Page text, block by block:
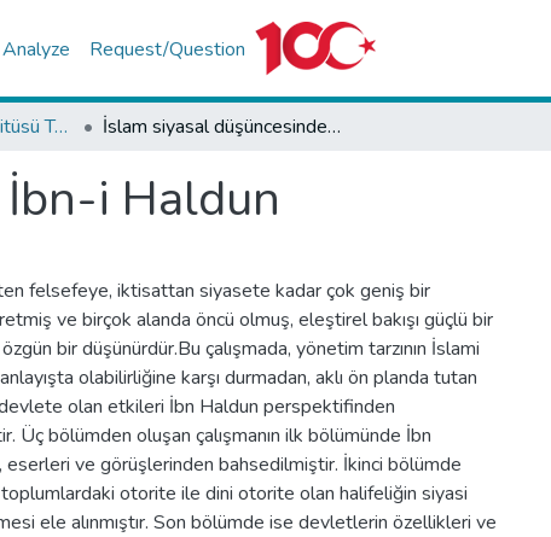
Analyze Request/Question
Sosyal Bilimler Enstitüsü Tez Koleksiyonu İslam siyasal düşüncesinde İbn-i Haldun
i Haldun
felsefeye, iktisattan siyasete kadar çok geniş bir
ve birçok alanda öncü olmuş, eleştirel bakışı güçlü bir
bir düşünürdür.Bu çalışmada, yönetim tarzının İslami
olabilirliğine karşı durmadan, aklı ön planda tutan
olan etkileri İbn Haldun perspektifinden
Üç bölümden oluşan çalışmanın ilk bölümünde İbn
eserleri ve görüşlerinden bahsedilmiştir. İkinci bölümde
otorite ile dini otorite olan halifeliğin siyasi
ele alınmıştır. Son bölümde ise devletlerin özellikleri ve